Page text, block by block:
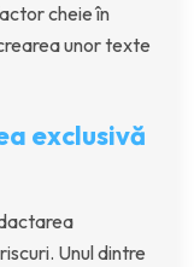
cheie în
unor texte
exclusivă
Unul dintre